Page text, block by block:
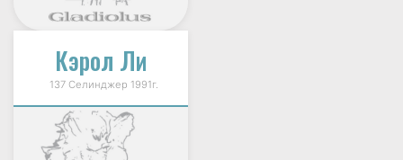
Кэрол Ли
137 Селинджер 1991г.